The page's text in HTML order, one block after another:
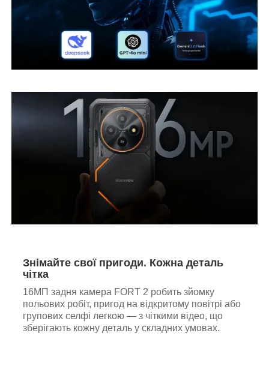
Знімайте свої пригоди. Кожна деталь
чітка
16МП задня камера FORT 2 робить зйомку
польових робіт, пригод на відкритому повітрі або
групових селфі легкою — з чіткими відео, що
зберігають кожну деталь у складних умовах.